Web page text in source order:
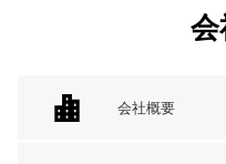
会
会社概要